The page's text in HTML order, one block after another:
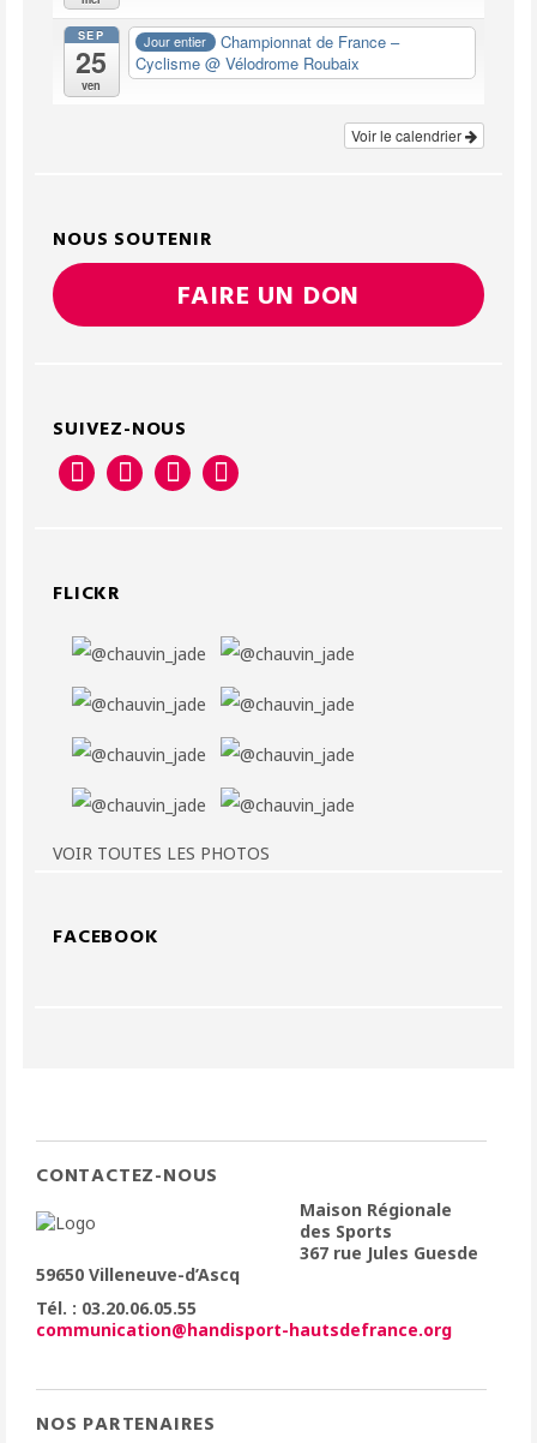
SEP
25
ven
Jour entier
Championnat de France –
Cyclisme @ Vélodrome Roubaix
Voir le calendrier
NOUS SOUTENIR
FAIRE UN DON
SUIVEZ-NOUS
FLICKR
VOIR TOUTES LES PHOTOS
FACEBOOK
CONTACTEZ-NOUS
Maison Régionale
des Sports
367 rue Jules Guesde
59650 Villeneuve-d’Ascq
Tél. : 03.20.06.05.55
communication@handisport-hautsdefrance.org
NOS PARTENAIRES